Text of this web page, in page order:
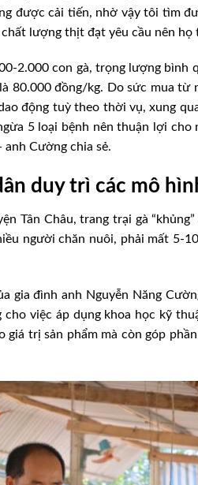
được cải tiến, nhờ vậy tôi tìm
lượng thịt đạt yêu cầu nên
2.000 con gà, trọng lượng bình
80.000 đồng/kg. Do sức mua từ
động tuỳ theo thời vụ, xung
5 loại bệnh nên thuận lợi
anh Cường chia sẻ.
duy trì các mô
Tân Châu, trang trại gà
người chăn nuôi, phải mất 5-
gia đình anh Nguyễn Năng
việc áp dụng khoa học kỹ
giá trị sản phẩm mà còn góp